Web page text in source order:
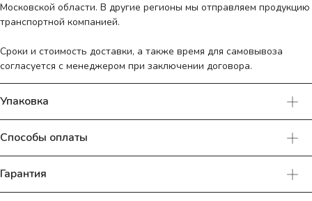
Московской области. В другие регионы мы отправляем продукцию
транспортной компанией.
Сроки и стоимость доставки, а также время для самовывоза
согласуется с менеджером при заключении договора.
Упаковка
Способы оплаты
Гарантия